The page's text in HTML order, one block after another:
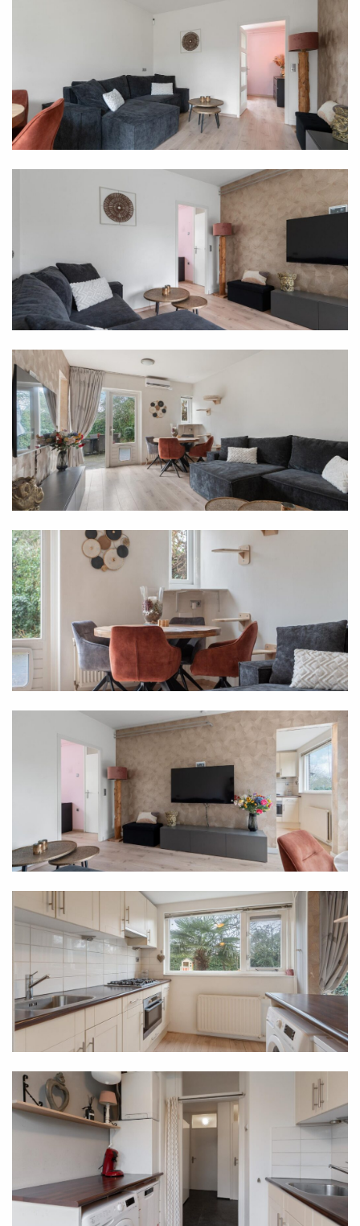
en lange dagen buiten.
In de tuin bevindt zich bovendien een berging, ideaal
voor tuingereedschap en extra opslag. Verder is aan
de voorzijde van de woning nog een separate
berging aanwezig, perfect voor fietsen, opslag of
hobbyspullen.
Bijzonderheden:
- Parkeerplaats op eigen terrein;
- Verwarming via een Intergas CV-ketel;
- Unieke achtertuin gelegen op het zuidoosten;
- Benedenwoning met praktische en prettige
- Berging in de tuin én separate berging aan de
voorzijde;
- VvE bijdrage €50,- per maand;
- Energielabel C.
Interesse in deze benedenwoning? Neem dan
Ben je enthousiast geworden over deze woning en
wil je meer informatie of een bezichtiging plannen?
Neem dan gerust contact op met ons kantoor. We
staan klaar om al je vragen te beantwoorden en
helpen je graag verder. Jouw droomwoning is
misschien wel dichterbij dan je denkt!